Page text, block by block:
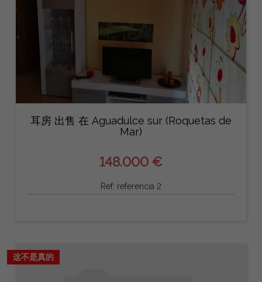
耳房 出售 在 Aguadulce sur (Roquetas de
Mar)
148.000 €
Ref: referencia 2
这不是真的